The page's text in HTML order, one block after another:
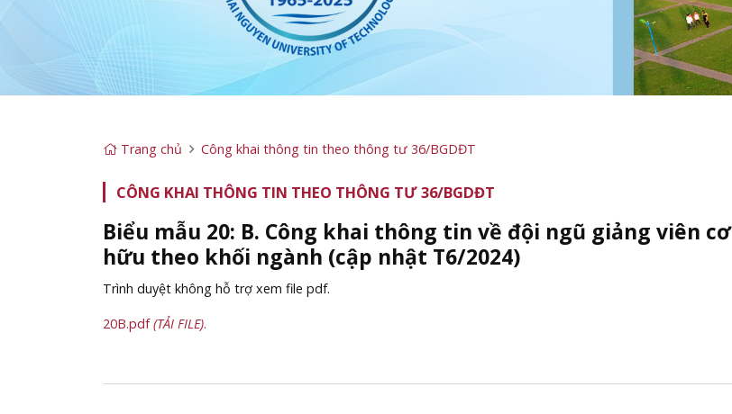
Trang chủ Công khai thông tin theo thông tư 36/BGDĐT
CÔNG KHAI THÔNG TIN THEO THÔNG TƯ 36/BGDĐT
Biểu mẫu 20: B. Công khai thông tin về đội ngũ giảng viên cơ
hữu theo khối ngành (cập nhật T6/2024)
Trình duyệt không hỗ trợ xem file pdf.
20B.pdf(TẢI FILE).